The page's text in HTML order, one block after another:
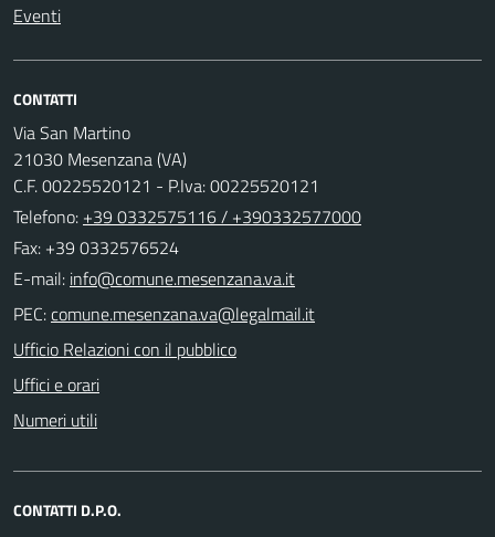
Eventi
CONTATTI
Via San Martino
21030 Mesenzana (VA)
C.F. 00225520121 - P.Iva: 00225520121
Telefono: +39 0332575116 / +390332577000
Fax: +39 0332576524
E-mail:
PEC:
Ufficio Relazioni con il pubblico
Uffici e orari
Numeri utili
CONTATTI D.P.O.